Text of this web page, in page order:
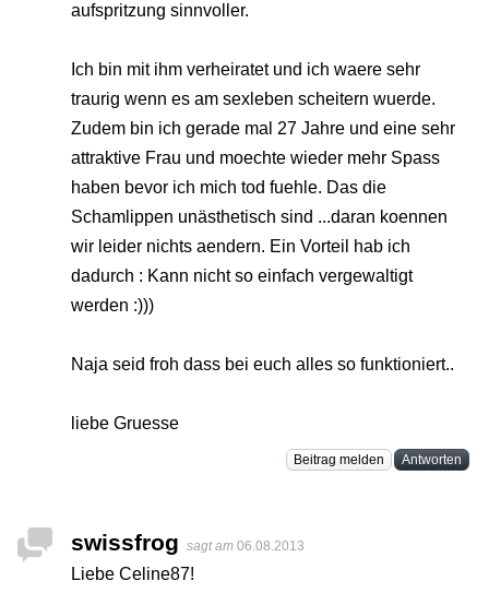
aufspritzung sinnvoller.
Ich bin mit ihm verheiratet und ich waere sehr
traurig wenn es am sexleben scheitern wuerde.
Zudem bin ich gerade mal 27 Jahre und eine sehr
attraktive Frau und moechte wieder mehr Spass
haben bevor ich mich tod fuehle. Das die
Schamlippen unästhetisch sind ...daran koennen
wir leider nichts aendern. Ein Vorteil hab ich
dadurch : Kann nicht so einfach vergewaltigt
werden :)))
Naja seid froh dass bei euch alles so funktioniert..
liebe Gruesse
Beitrag melden Antworten
swissfrog sagt am 06.08.2013
Liebe Celine87!